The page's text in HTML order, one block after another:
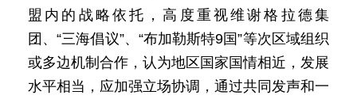
盟内的战略依托，高度重视维谢格拉德集
团、“三海倡议”、“布加勒斯特9国”等次区域组织
或多边机制合作，认为地区国家国情相近，发展
水平相当，应加强立场协调，通过共同发声和一